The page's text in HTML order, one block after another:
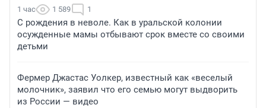
1 час 1 589 1
С рождения в неволе. Как в уральской колонии
осужденные мамы отбывают срок вместе со своими
детьми
Фермер Джастас Уолкер, известный как «веселый
молочник», заявил что его семью могут выдворить
из России — видео